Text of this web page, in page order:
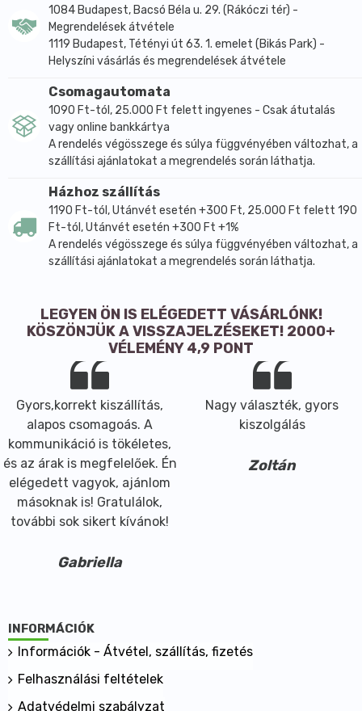
1084 Budapest, Bacsó Béla u. 29. (Rákóczi tér) -
Megrendelések átvétele
1119 Budapest, Tétényi út 63. 1. emelet (Bikás Park) -
Helyszíni vásárlás és megrendelések átvétele
Csomagautomata
1090 Ft-tól, 25.000 Ft felett ingyenes - Csak átutalás
vagy online bankkártya
A rendelés végösszege és súlya függvényében változhat, a
szállítási ajánlatokat a megrendelés során láthatja.
Házhoz szállítás
1190 Ft-tól, Utánvét esetén +300 Ft, 25.000 Ft felett 190
Ft-tól, Utánvét esetén +300 Ft +1%
A rendelés végösszege és súlya függvényében változhat, a
szállítási ajánlatokat a megrendelés során láthatja.
LEGYEN ÖN IS ELÉGEDETT VÁSÁRLÓNK!
KÖSZÖNJÜK A VISSZAJELZÉSEKET! 2000+
VÉLEMÉNY 4,9 PONT
Gyors,korrekt kiszállítás,
alapos csomagoás. A
kommunikáció is tökéletes,
és az árak is megfelelőek. Én
elégedett vagyok, ajánlom
másoknak is! Gratulálok,
további sok sikert kívánok!
Gabriella
Nagy választék, gyors
kiszolgálás
Zoltán
INFORMÁCIÓK
Információk - Átvétel, szállítás, fizetés
Felhasználási feltételek
Adatvédelmi szabályzat